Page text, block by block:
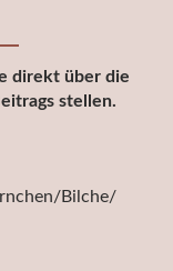
direkt über die
stellen.
Bilche/